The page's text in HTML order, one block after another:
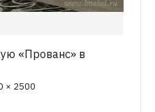
«Прованс» в
× 2500